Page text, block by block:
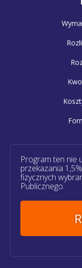
Program ten nie
przekazania
fizycznych
Publicznego.